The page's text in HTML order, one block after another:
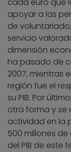
cada euro que
apoyar a las
de
servicio
dimensión
ha pasado de
2007, mientras
región fue el
su PIB. Por
otra forma y se
actividad en la
500 millones de
del PIB de este